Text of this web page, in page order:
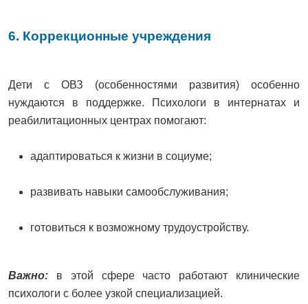
6. Коррекционные учреждения
Дети с ОВЗ (особенностями развития) особенно
нуждаются в поддержке. Психологи в интернатах и
реабилитационных центрах помогают:
адаптироваться к жизни в социуме;
развивать навыки самообслуживания;
готовиться к возможному трудоустройству.
Важно: в этой сфере часто работают клинические
психологи с более узкой специализацией.